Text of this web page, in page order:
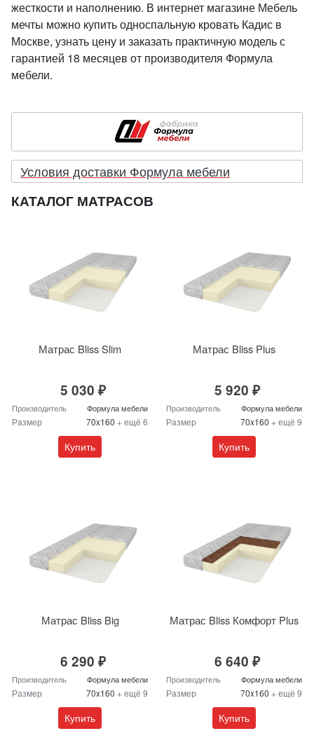
жесткости и наполнению. В интернет магазине Мебель
мечты можно купить односпальную кровать Кадис в
Москве, узнать цену и заказать практичную модель с
гарантией 18 месяцев от производителя Формула
мебели.
Условия доставки Формула мебели
КАТАЛОГ МАТРАСОВ
Матрас Bliss Slim
5 030 ₽
Производитель Формула мебели
Размер 70x160 + ещё 6
Купить
Матрас Bliss Plus
5 920 ₽
Производитель Формула мебели
Размер 70x160 + ещё 9
Купить
Матрас Bliss Big
6 290 ₽
Производитель Формула мебели
Размер 70x160 + ещё 9
Купить
Матрас Bliss Комфорт Plus
6 640 ₽
Производитель Формула мебели
Размер 70x160 + ещё 9
Купить